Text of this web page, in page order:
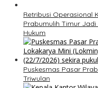
Retribusi Operasional
Prabumulih Timur
Hukum
Puskesmas Pasar
Triwulan